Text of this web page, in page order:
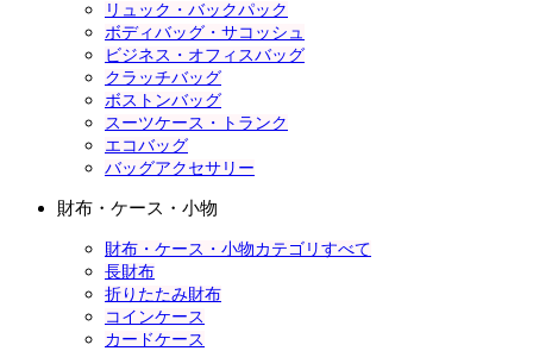
リュック・バックパック
ボディバッグ・サコッシュ
ビジネス・オフィスバッグ
クラッチバッグ
ボストンバッグ
スーツケース・トランク
エコバッグ
バッグアクセサリー
財布・ケース・小物
財布・ケース・小物カテゴリすべて
長財布
折りたたみ財布
コインケース
カードケース